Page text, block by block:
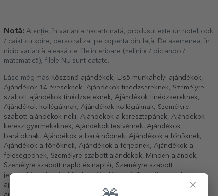
Notă: Atenție, în varianta necartonată, produsul este un notebook
/ caiet cu spire, personalizat pe coperta din față. De asemenea, în
nicio variantă aleasă de file interioare (nelinite / dictando /
matematică), filele NU sunt datate.
Lásd még más Köszönő ajándékok Első munkahelyi ajándékok
Ajándékok 14 éveseknek
Ajándékok tinédzsereknek
Személyre
szabott ajándékok tinédzsereknek
Ajándékok tinédzsereknek
Ajándékok kollégáknak
Ajándékok kollégáknak
Személyre
szabott ajándékok neki
Ajándékok a keresztapának
Ajándékok
keresztgyermekeknek
Ajándékok testvérnek
Ajándékok
barátoknak
Ajándékok a barátnődnek Ajándékok a főnöknek
Ajándékok a főnöknek
Ajándékok a férjednek
Ajándékok a
feleségednek
Személyre szabott ajándékok Minden ajándék
Személyre szabott napló és naptár, Személyre szabott
jegyzetfüzetek neki,Minden ajándék neki,Személyre szabott
ajándékok barátoknak
Minden
ajándék neki
Személyre szabott jegyzetfüzetek
×